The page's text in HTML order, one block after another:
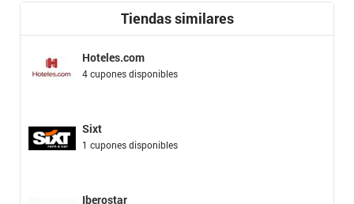
Tiendas similares
Hoteles.com
4 cupones disponibles
Sixt
1 cupones disponibles
Iberostar